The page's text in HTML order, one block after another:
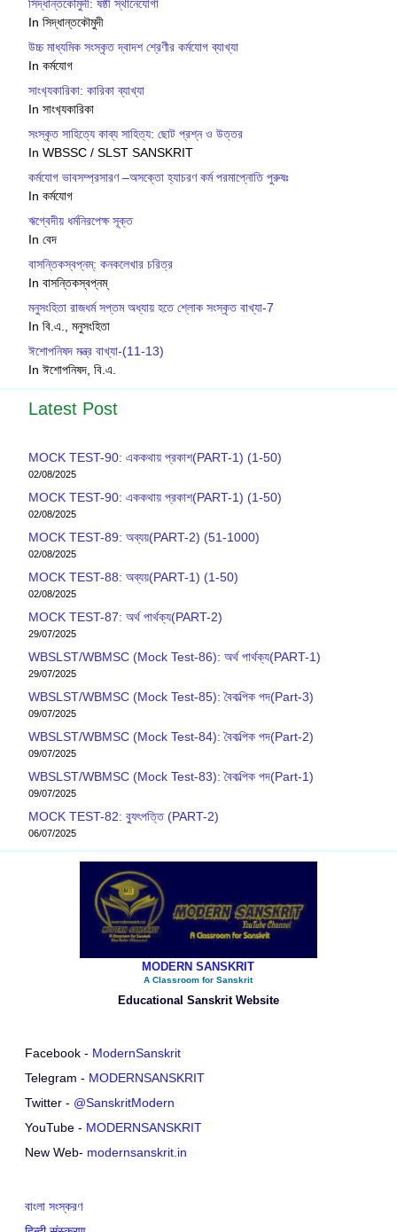
সিদ্ধান্তকৌমুদী: ষষ্ঠী স্থানেযোগা
In সিদ্ধান্তকৌমুদী
উচ্চ মাধ্যমিক সংস্কৃত দ্বাদশ শ্রেণীর কর্মযোগ ব্যাখ্যা
In কর্মযোগ
সাংখ‍্যকারিকা: কারিকা ব্যাখ্যা
In সাংখ‍্যকারিকা
সংস্কৃত সাহিত্যে কাব্য সাহিত্য: ছোট প্রশ্ন ও উত্তর
In WBSSC / SLST SANSKRIT
কর্মযোগ ভাবসম্প্রসারণ –অসক্তো হ্যাচরণ কর্ম পরমাপ্নোতি পুরুষঃ
In কর্মযোগ
ঋগ্বেদীয় ধর্মনিরপেক্ষ সূক্ত
In বেদ
বাসন্তিকস্বপ্নম্: কনকলেখার চরিত্র
In বাসন্তিকস্বপ্নম্
মনুসংহিতা রাজধর্ম সপ্তম অধ্যায় হতে শ্লোক সংস্কৃত বাখ্যা-7
In বি.এ., মনুসংহিতা
ঈশোপনিষদ মন্ত্র বাখ্যা-(11-13)
In ঈশোপনিষদ, বি.এ.
Latest Post
MOCK TEST-90: এককথায় প্রকাশ(PART-1) (1-50)
02/08/2025
MOCK TEST-90: এককথায় প্রকাশ(PART-1) (1-50)
02/08/2025
MOCK TEST-89: অব্যয়(PART-2) (51-1000)
02/08/2025
MOCK TEST-88: অব্যয়(PART-1) (1-50)
02/08/2025
MOCK TEST-87: অর্থ পার্থক্য(PART-2)
29/07/2025
WBSLST/WBMSC (Mock Test-86): অর্থ পার্থক্য(PART-1)
29/07/2025
WBSLST/WBMSC (Mock Test-85): বৈকল্পিক পদ(Part-3)
09/07/2025
WBSLST/WBMSC (Mock Test-84): বৈকল্পিক পদ(Part-2)
09/07/2025
WBSLST/WBMSC (Mock Test-83): বৈকল্পিক পদ(Part-1)
09/07/2025
MOCK TEST-82: ব‍্যুৎপত্তি (PART-2)
06/07/2025
MODERN SANSKRIT
A Classroom for Sanskrit
Educational Sanskrit Website
Facebook - ModernSanskrit
Telegram - MODERNSANSKRIT
Twitter - @SanskritModern
YouTube - MODERNSANSKRIT
New Web- modernsanskrit.in
বাংলা সংস্করণ